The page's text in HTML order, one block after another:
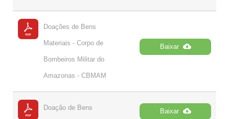
Doações de Bens
Materiais - Corpo de
Bombeiros Militar do
Amazonas - CBMAM
Baixar
Doação de Bens Baixar